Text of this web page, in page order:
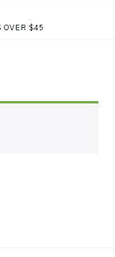
OVER $45